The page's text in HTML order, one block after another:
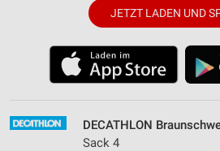
JETZT LADEN UND
DECATHLON
Sack 4